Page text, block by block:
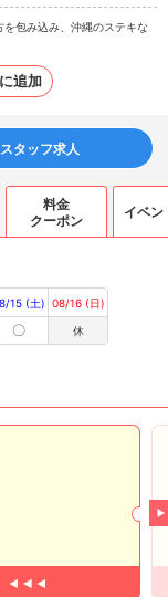
包み込み、沖縄のステキな
追加
スタッフ求人
料金
クーポン
イベン
15 (土)
〇
08/16 (日)
休